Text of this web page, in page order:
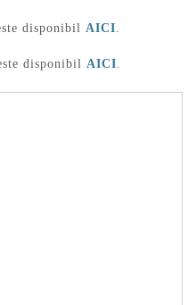
disponibil AICI
disponibil AICI